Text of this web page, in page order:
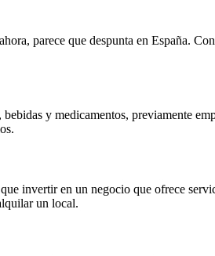
parece que despunta en España.
y medicamentos, previamente
invertir en un negocio que ofrece
un local.